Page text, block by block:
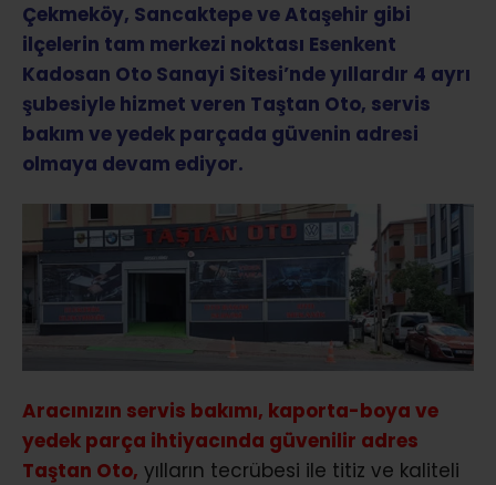
Çekmeköy, Sancaktepe ve Ataşehir gibi
ilçelerin tam merkezi noktası Esenkent
Kadosan Oto Sanayi Sitesi’nde yıllardır 4 ayrı
şubesiyle hizmet veren Taştan Oto, servis
bakım ve yedek parçada güvenin adresi
olmaya devam ediyor.
Aracınızın servis bakımı, kaporta-boya ve
yedek parça ihtiyacında güvenilir adres
Taştan Oto, yılların tecrübesi ile titiz ve kaliteli